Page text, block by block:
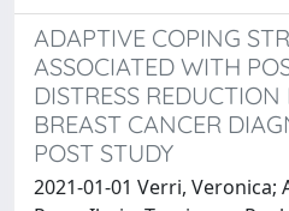
ADAPTIVE COPING
ASSOCIATED WITH
DISTRESS
BREAST CANCER
POST STUDY
2021-01-01 Verri,